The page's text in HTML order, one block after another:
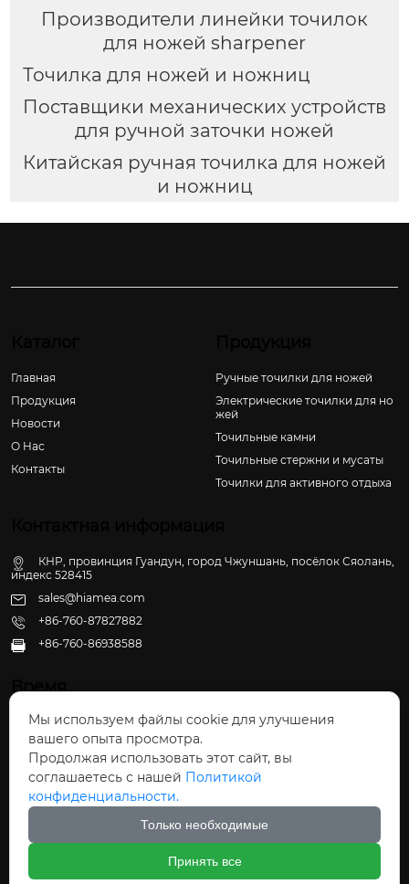
Производители линейки точилок
для ножей sharpener
Точилка для ножей и ножниц
Поставщики механических устройств
для ручной заточки ножей
Китайская ручная точилка для ножей
и ножниц
Главная
Продукция
Новости
О Hас
Контакты
Ручные точилки для ножей
Электрические точилки для но
жей
Точильные камни
Точильные стержни и мусаты
Точилки для активного отдыха
КНР, провинция Гуандун, город Чжуншань, посёлок Сяолань,
индекс 528415
sales@hiamea.com
+86-760-87827882
 +86-760-86938588
Время
Пн - Пт: 09:30 - 22:00
Сб - Вс: 10:00 - 22:30
Авторское право©ООО Чжуншань Хайвэй
Кухонные Принадлежности
Мы используем файлы cookie для улучшения
вашего опыта просмотра.
Продолжая использовать этот сайт, вы
соглашаетесь с нашей Политикой
конфиденциальности.
Только необходимые
Принять все